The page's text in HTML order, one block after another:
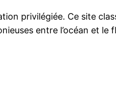
privilégiée. Ce site
entre l’océan et le